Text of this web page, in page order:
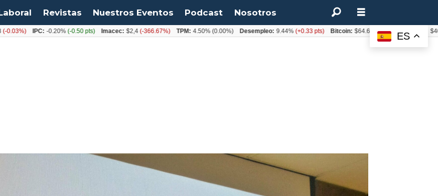
Revistas Nuestros Eventos Podcast Nosotros
ES
IPC: -0.20% (-0.50 pts) Imacec: $2,4(-366.67%) TPM: 4.50%(0.00%) Desempleo: 9.44%(+0.33 pts) Bitcoin: $64.600,08(+2.93%)